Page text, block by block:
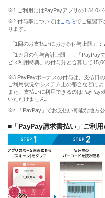
※1 ご利用にはPayPayアプリの1.34.0バ
※2 付与率については こちらでご確認下
ります。
-「1回のお支払いにおける付与上限」：
-「1カ月の付与合計上限」：「PayPay
ビス利用特典」の付与分と合算して
※3 PayPayボーナスの付与は、支払日
ご利用状況やシステム上の都合などに
また、支払いに利用できるのはPayPay
いただけません。
※4 「PayPay」でお支払い可能な地方
■「PayPay請求書払い」ご利用